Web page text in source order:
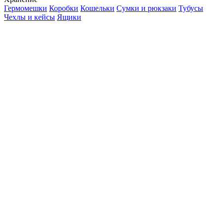
Гермомешки Коробки Кошельки Сумки и рюкзаки Тубусы
Чехлы и кейсы Ящики